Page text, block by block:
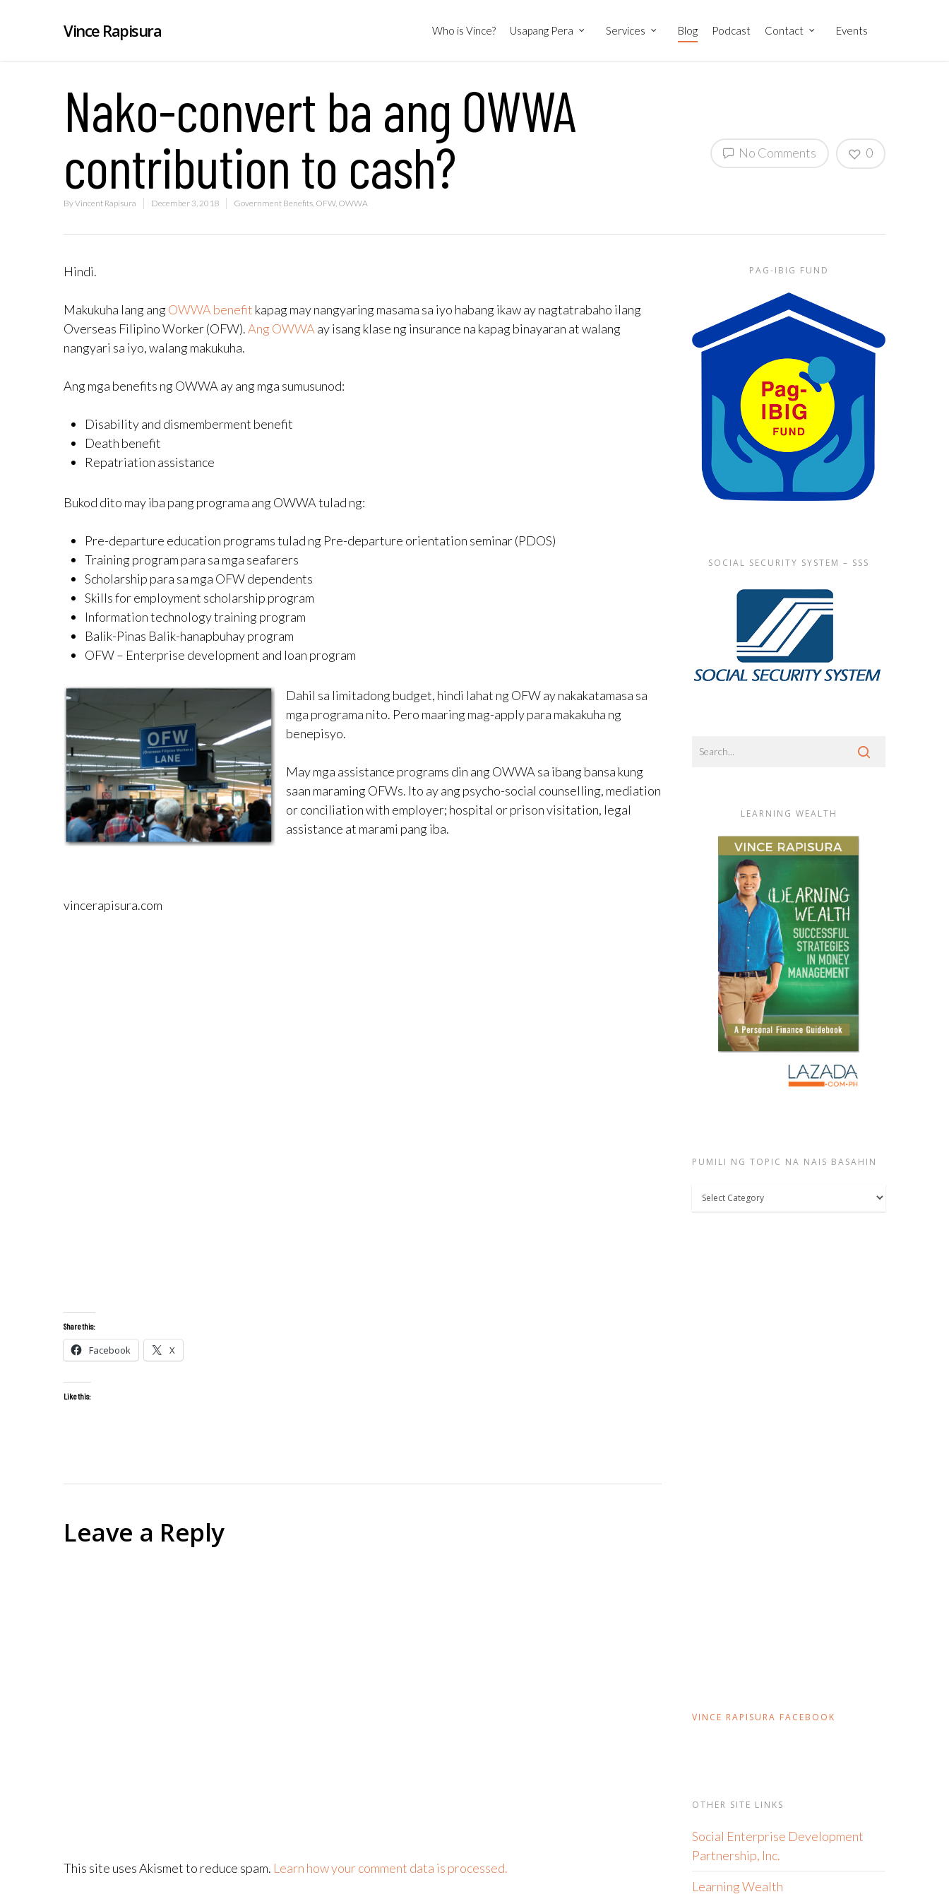
Vince Rapisura Who is Vince? Usapang Pera Services Blog Podcast Contact Events
Nako-convert ba ang OWWA
contribution to cash?
ByVincent Rapisura December 3, 2018 Government Benefits OFW, OWWA
No Comments 0
Hindi.
Makukuha lang angOWWA benefit kapag may nangyaring masama sa iyo habang ikaw ay nagtatrabaho ilang
Overseas Filipino Worker (OFW).Ang OWWA ay isang klase ng insurance na kapag binayaran at walang
nangyari sa iyo, walang makukuha.
Ang mga benefits ng OWWA ay ang mga sumusunod:
Disability and dismemberment benefit
Death benefit
Repatriation assistance
Bukod dito may iba pang programa ang OWWA tulad ng:
Pre-departure education programs tulad ng Pre-departure orientation seminar (PDOS)
Training program para sa mga seafarers
Scholarship para sa mga OFW dependents
Skills for employment scholarship program
Information technology training program
Balik-Pinas Balik-hanapbuhay program
OFW – Enterprise development and loan program
Dahil sa limitadong budget, hindi lahat ng OFW ay nakakatamasa sa
mga programa nito. Pero maaring mag-apply para makakuha ng
benepisyo.
May mga assistance programs din ang OWWA sa ibang bansa kung
saan maraming OFWs. Ito ay ang psycho-social counselling, mediation
or conciliation with employer; hospital or prison visitation, legal
assistance at marami pang iba.
vincerapisura.com
Share this:
Facebook X
Like this:
Leave a Reply
This site uses Akismet to reduce spam. Learn how your comment data is processed.
PAG-IBIG FUND
SOCIAL SECURITY SYSTEM – SSS
LEARNING WEALTH
PUMILI NG TOPIC NA NAIS BASAHIN
Pumili
ng
VINCE RAPISURA FACEBOOK
OTHER SITE LINKS
Social Enterprise Development
Partnership, Inc.
Learning Wealth